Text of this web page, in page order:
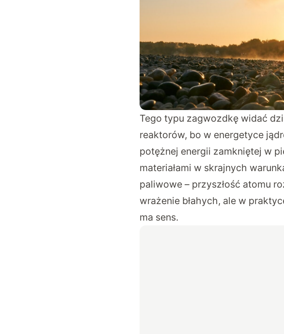
Tego typu zagwozdkę widać
reaktorów, bo w energetyce
potężnej energii zamkniętej w
materiałami w skrajnych
paliwowe – przyszłość atomu
wrażenie błahych, ale w
ma sens.